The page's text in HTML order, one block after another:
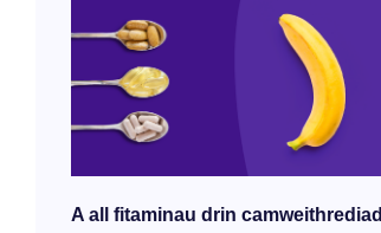
A all fitaminau drin camweithrediad